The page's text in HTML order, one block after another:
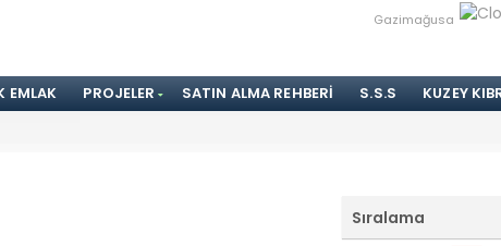
Gazimağusa
EMLAK PROJELER SATIN ALMA REHBERI S.S.S KUZEY
Sıralama